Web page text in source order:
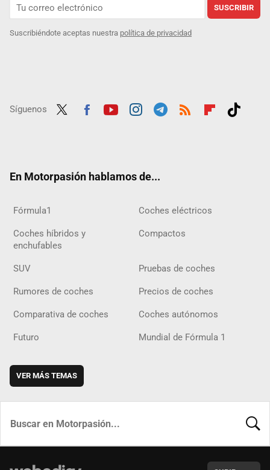
SUSCRIBIR
Suscribiéndote aceptas nuestra política de privacidad
Síguenos
En Motorpasión hablamos de...
Fórmula1 Coches eléctricos
Coches híbridos y
enchufables
Compactos
SUV Pruebas de coches
Rumores de coches Precios de coches
Comparativa de coches Coches autónomos
Futuro Mundial de Fórmula 1
VER MÁS TEMAS